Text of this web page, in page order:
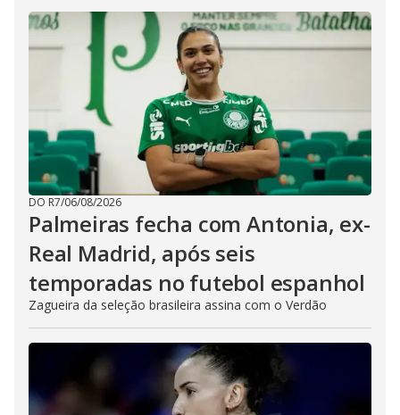
DO R7/06/08/2026
Palmeiras fecha com Antonia, ex-
Real Madrid, após seis
temporadas no futebol espanhol
Zagueira da seleção brasileira assina com o Verdão